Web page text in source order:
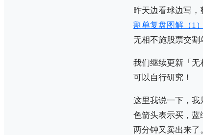
昨天边看球边写
割单复盘图解（1）
无相不施股票交割
我们继续更新「无
可以自行研究！
这里我说一下，我
色箭头表示买，
两分钟又卖出来了